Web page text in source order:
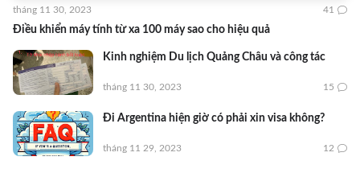
Điều khiển máy tính từ xa 100 máy sao cho hiệu quả
tháng 11 30, 2023 41
Kinh nghiệm Du lịch Quảng Châu và công tác
tháng 11 30, 2023 15
Đi Argentina hiện giờ có phải xin visa không?
tháng 11 29, 2023 12